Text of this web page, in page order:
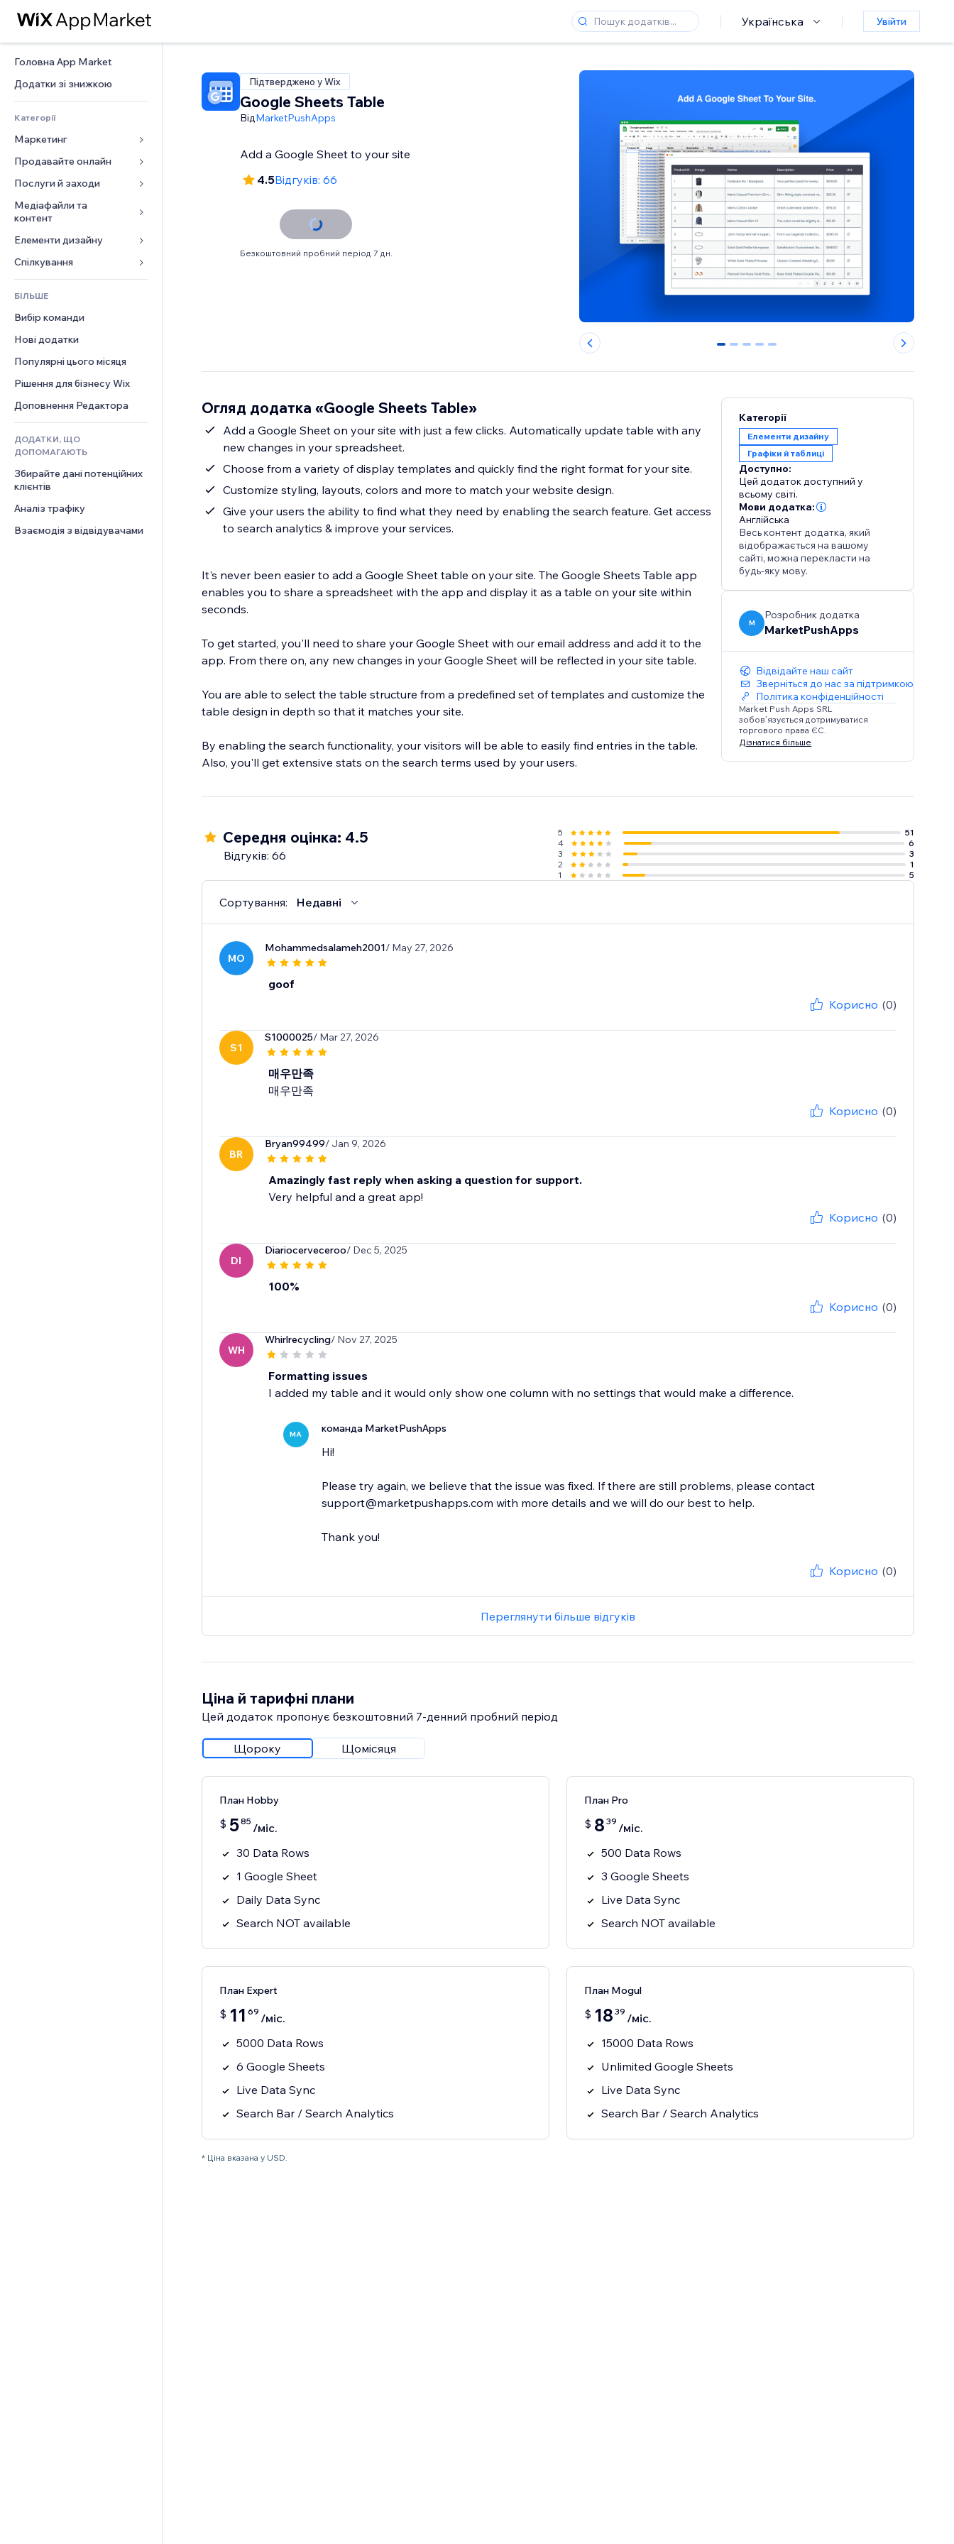
Українська Увійти
Головна App Market
Додатки зі знижкою
Категорії
Маркетинг
Реклама
Мобільний
Аналітика
Соцмережі
SEO
Залучення
Розміщення сайту
Ел. пошта
Конверсія
Продавайте онлайн
Додатки для магазинів
Надсилання та доставка
Кнопки продажу
Онлайн‑курси
Друк на замовлення
Бухгалтерський облік
Купони й лояльність
Рішення для складів
Дропшипінг
Тарифні плани й підписки
Краудфандинг
Їжа та напої
Послуги й заходи
Готелі
Заходи
Ресторани
Нерухомість
Медіафайли та
контент
Галерея
Музика
Подкасти
Фотографія
Відео
PDF
Обмін файлами
Новини
Елементи дизайну
Карти й навігація
Конфіденційність і безпека
Годинник
Шаблони сторінок
Ефекти зображення
Кнопки та меню
Банери та бейджі
Калькулятори
Пошук
Погода
Графіки й таблиці
Форми
Опитування
Чат
Коментарі
Телефон
Спільнота
Відгуки
CRM
БІЛЬШЕ
Вибір команди
Нові додатки
Популярні цього місяця
Рішення для бізнесу Wix
Доповнення Редактора
ДОДАТКИ, ЩО
ДОПОМАГАЮТЬ
Збирайте дані потенційних
клієнтів
Аналіз трафіку
Взаємодія з відвідувачами
Підтверджено у Wix
Google Sheets Table
ВідMarketPushApps
Add a Google Sheet to your site
4.5Відгуків: 66
Безкоштовний пробний період 7 дн.
0 1 2 3 4
Огляд додатка «Google Sheets Table»
Add a Google Sheet on your site with just a few clicks. Automatically update table with any
new changes in your spreadsheet.
Choose from a variety of display templates and quickly find the right format for your site.
Customize styling, layouts, colors and more to match your website design.
Give your users the ability to find what they need by enabling the search feature. Get access
to search analytics & improve your services.
It's never been easier to add a Google Sheet table on your site. The Google Sheets Table app
enables you to share a spreadsheet with the app and display it as a table on your site within
seconds.
To get started, you'll need to share your Google Sheet with our email address and add it to the
app. From there on, any new changes in your Google Sheet will be reflected in your site table.
You are able to select the table structure from a predefined set of templates and customize the
table design in depth so that it matches your site.
By enabling the search functionality, your visitors will be able to easily find entries in the table.
Also, you'll get extensive stats on the search terms used by your users.
Категорії
Елементи дизайну
Графіки й таблиці
Доступно:
Цей додаток доступний у
всьому світі.
Мови додатка:
Англійська
Весь контент додатка, який
відображається на вашому
сайті, можна перекласти на
будь-яку мову.
M
Розробник додатка
MarketPushApps
Відвідайте наш сайт
Зверніться до нас за підтримкою
Політика конфіденційності
Market Push Apps SRL
зобов’язується дотримуватися
торгового права ЄС.
Дізнатися більше
Середня оцінка: 4.5
Відгуків: 66
5
51
4
6
3
3
2
1
1
5
Сортування: Недавні
MO
Mohammedsalameh2001/ May 27, 2026
goof
Корисно (0)
S1
S1000025/ Mar 27, 2026
매우만족
매우만족
Корисно (0)
BR
Bryan99499/ Jan 9, 2026
Amazingly fast reply when asking a question for support.
Very helpful and a great app!
Корисно (0)
DI
Diariocerveceroo/ Dec 5, 2025
100%
Корисно (0)
WH
Whirlrecycling/ Nov 27, 2025
Formatting issues
I added my table and it would only show one column with no settings that would make a difference.
MA команда MarketPushApps
Hi!
Please try again, we believe that the issue was fixed. If there are still problems, please contact
support@marketpushapps.com with more details and we will do our best to help.
Thank you!
Корисно (0)
Переглянути більше відгуків
Ціна й тарифні плани
Цей додаток пропонує безкоштовний 7‑денний пробний період
Щороку Щомісяця
План Hobby
$ 585 /міс.
30 Data Rows
1 Google Sheet
Daily Data Sync
Search NOT available
План Pro
$ 8 39 /міс.
500 Data Rows
3 Google Sheets
Live Data Sync
Search NOT available
План Expert
$ 11 69 /міс.
5000 Data Rows
6 Google Sheets
Live Data Sync
Search Bar / Search Analytics
План Mogul
$ 18 39 /міс.
15000 Data Rows
Unlimited Google Sheets
Live Data Sync
Search Bar / Search Analytics
* Ціна вказана у USD.